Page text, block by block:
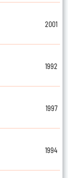
2001
1992
1997
1994